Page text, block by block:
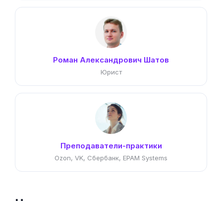
Роман Александрович Шатов
Юрист
Преподаватели-практики
Ozon, VK, Сбербанк, EPAM Systems